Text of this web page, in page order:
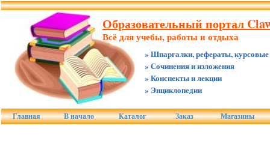
Образовательный портал
Всё для учебы, работы и отдыха
» Шпаргалки, рефераты, курсовые
» Сочинения и изложения
» Конспекты и лекции
» Энциклопедии
Главная В начало Каталог Заказ Магазины